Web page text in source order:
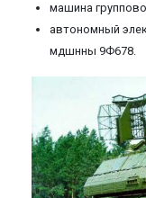
машина
автономный
мдшнны 9Ф678.